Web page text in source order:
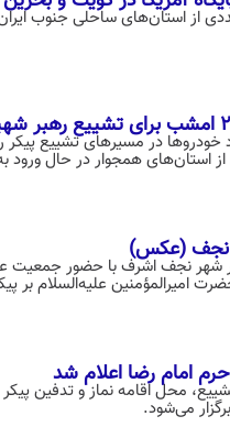
از استان‌های ساحلی جنوب
استان‌های همجوار در حال ورود
نجف (عکس)
تشییع پیکر مطهر رهبر شهید امروز چهارشنبه ۱۷ تیر
علیه‌السلام بر
امام رضا اعلام شد
شماره ۴، جزییات دقیق آیین تشییع، محل
می‌شود.